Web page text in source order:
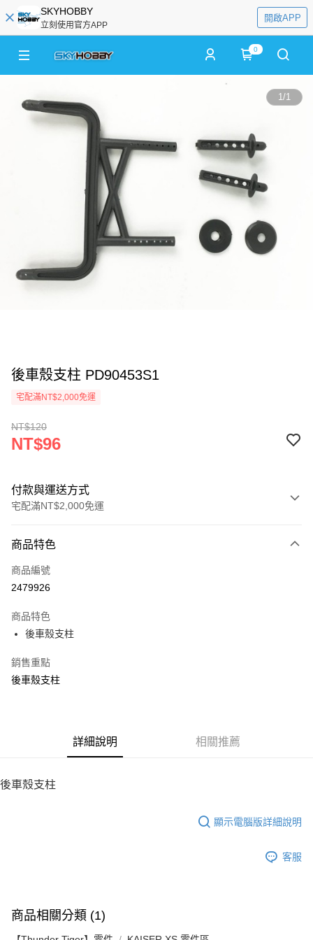
SKYHOBBY
立刻使用官方APP
開啟APP
0
1/1
後車殼支柱 PD90453S1
宅配滿NT$2,000免運
NT$120
NT$96
付款與運送方式
宅配滿NT$2,000免運
信用卡一次付款
LINE Pay
街口支付
悠遊付
ATM付款
每筆NT$100，滿NT$2,000(含以上)免運費
商品特色
商品編號
2479926
商品特色
後車殼支柱
銷售重點
後車殼支柱
詳細說明 相關推薦
後車殼支柱
顯示電腦版詳細說明
客服
商品相關分類 (1)